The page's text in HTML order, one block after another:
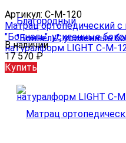
Артикул: С-М-120
Матрац ортопедический
"Боннель", усиленные
натуралформ LIGHT С-М-
В наличии
17 570₽
Купить